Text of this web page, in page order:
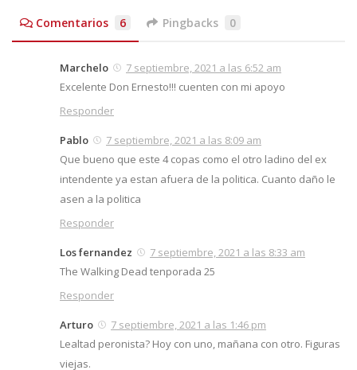
Comentarios 6 Pingbacks 0
Marchelo
7 septiembre, 2021 a las 6:52 am
Excelente Don Ernesto!!! cuenten con mi apoyo
Responder
Pablo
7 septiembre, 2021 a las 8:09 am
Que bueno que este 4 copas como el otro ladino del ex
intendente ya estan afuera de la politica. Cuanto daño le
asen a la politica
Responder
Los fernandez
7 septiembre, 2021 a las 8:33 am
The Walking Dead tenporada 25
Responder
Arturo
7 septiembre, 2021 a las 1:46 pm
Lealtad peronista? Hoy con uno, mañana con otro. Figuras
viejas.